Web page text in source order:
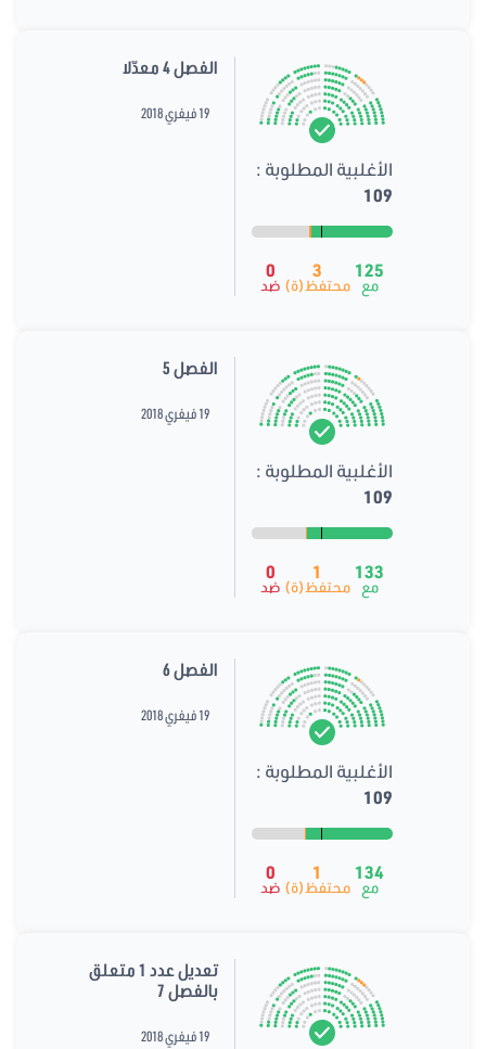
الأغلبية المطلوبة :
109
125
مع
3
محتفظ(ة)
0
ضد
الفصل 4 معدّلا
19 فيفري 2018
الأغلبية المطلوبة :
109
133
مع
1
محتفظ(ة)
0
ضد
الفصل 5
19 فيفري 2018
الأغلبية المطلوبة :
109
134
مع
1
محتفظ(ة)
0
ضد
الفصل 6
19 فيفري 2018
تعديل عدد 1 متعلق
بالفصل 7
19 فيفري 2018